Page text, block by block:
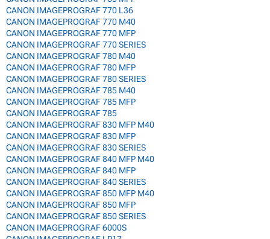
CANON IMAGEPROGRAF 770 L36
CANON IMAGEPROGRAF 770 M40
CANON IMAGEPROGRAF 770 MFP
CANON IMAGEPROGRAF 770 SERIES
CANON IMAGEPROGRAF 780 M40
CANON IMAGEPROGRAF 780 MFP
CANON IMAGEPROGRAF 780 SERIES
CANON IMAGEPROGRAF 785 M40
CANON IMAGEPROGRAF 785 MFP
CANON IMAGEPROGRAF 785
CANON IMAGEPROGRAF 830 MFP M40
CANON IMAGEPROGRAF 830 MFP
CANON IMAGEPROGRAF 830 SERIES
CANON IMAGEPROGRAF 840 MFP M40
CANON IMAGEPROGRAF 840 MFP
CANON IMAGEPROGRAF 840 SERIES
CANON IMAGEPROGRAF 850 MFP M40
CANON IMAGEPROGRAF 850 MFP
CANON IMAGEPROGRAF 850 SERIES
CANON IMAGEPROGRAF 6000S